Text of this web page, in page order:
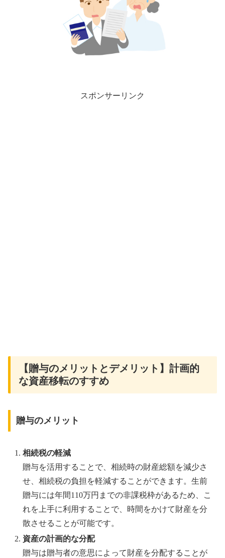
スポンサーリンク
【贈与のメリットとデメリット】計画的
な資産移転のすすめ
贈与のメリット
相続税の軽減
贈与を活用することで、相続時の財産総額を減少さ
せ、相続税の負担を軽減することができます。生前
贈与には年間110万円までの非課税枠があるため、こ
れを上手に利用することで、時間をかけて財産を分
散させることが可能です。
資産の計画的な分配
贈与は贈与者の意思によって財産を分配することが